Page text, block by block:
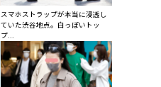
スマホストラップが本当に浸透し
ていた渋谷地点。白っぽいトッ
プ...